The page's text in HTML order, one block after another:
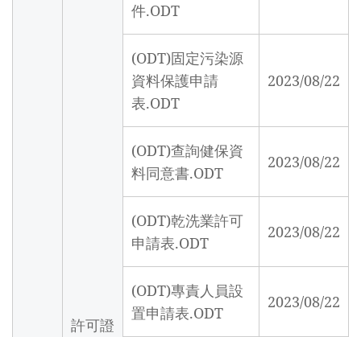
許可證
件.ODT
(ODT)固定污染源
資料保護申請
表.ODT
2023/08/22
(ODT)查詢健保資
料同意書.ODT
2023/08/22
(ODT)乾洗業許可
申請表.ODT
2023/08/22
(ODT)專責人員設
置申請表.ODT
2023/08/22